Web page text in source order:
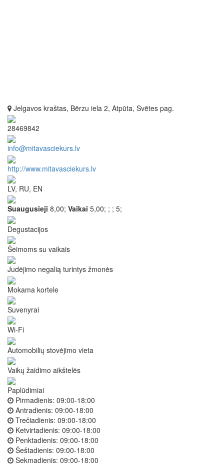
Jelgavos kraštas, Bērzu iela 2, Atpūta, Svētes pag.
28469842
info@mitavasciekurs.lv
http://www.mitavasciekurs.lv
LV, RU, EN
Suaugusieji 8,00; Vaikai 5,00; ; ; 5;
Degustacijos
Šeimoms su vaikais
Judėjimo negalią turintys žmonės
Mokama kortele
Suvenyrai
Wi-Fi
Automobilių stovėjimo vieta
Vaikų žaidimo aikštelės
Paplūdimiai
Pirmadienis: 09:00-18:00
Antradienis: 09:00-18:00
Trečiadienis: 09:00-18:00
Ketvirtadienis: 09:00-18:00
Penktadienis: 09:00-18:00
Šeštadienis: 09:00-18:00
Sekmadienis: 09:00-18:00